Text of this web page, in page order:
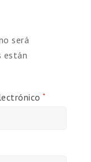
será
están
*